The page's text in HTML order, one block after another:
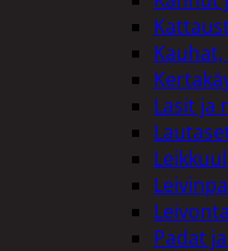
Lasit ja
Leivonta
Padat